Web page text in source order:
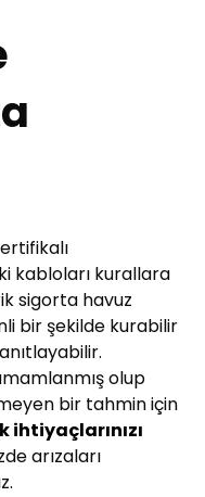
kabloları kurallara
sigorta havuz
bir şekilde kurabilir
olup
bir tahmin için
ihtiyaçlarınızı
arızaları